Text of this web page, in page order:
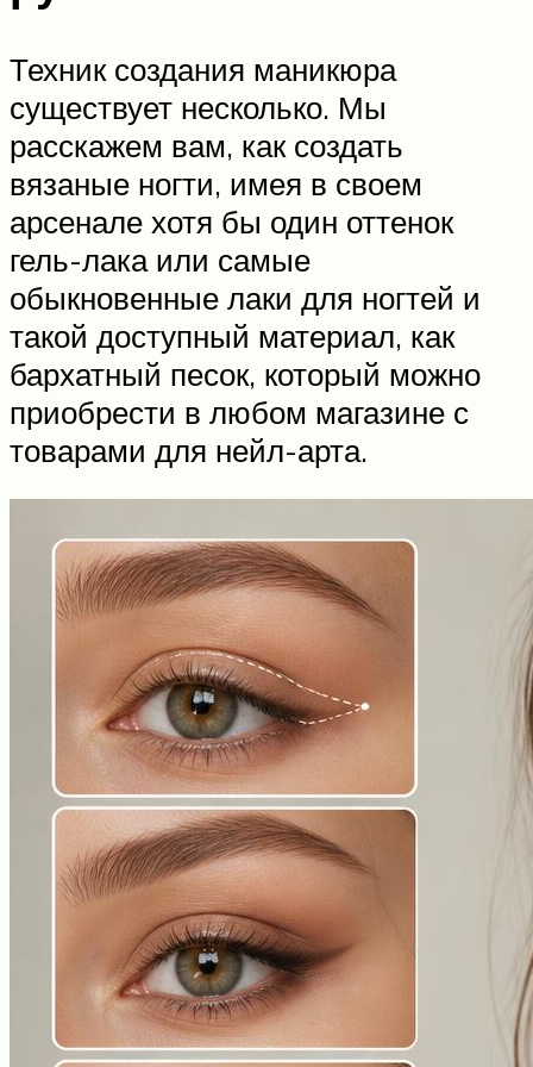
Техник создания маникюра
существует несколько. Мы
расскажем вам, как создать
вязаные ногти, имея в своем
арсенале хотя бы один оттенок
гель-лака или самые
обыкновенные лаки для ногтей и
такой доступный материал, как
бархатный песок, который можно
приобрести в любом магазине с
товарами для нейл-арта.